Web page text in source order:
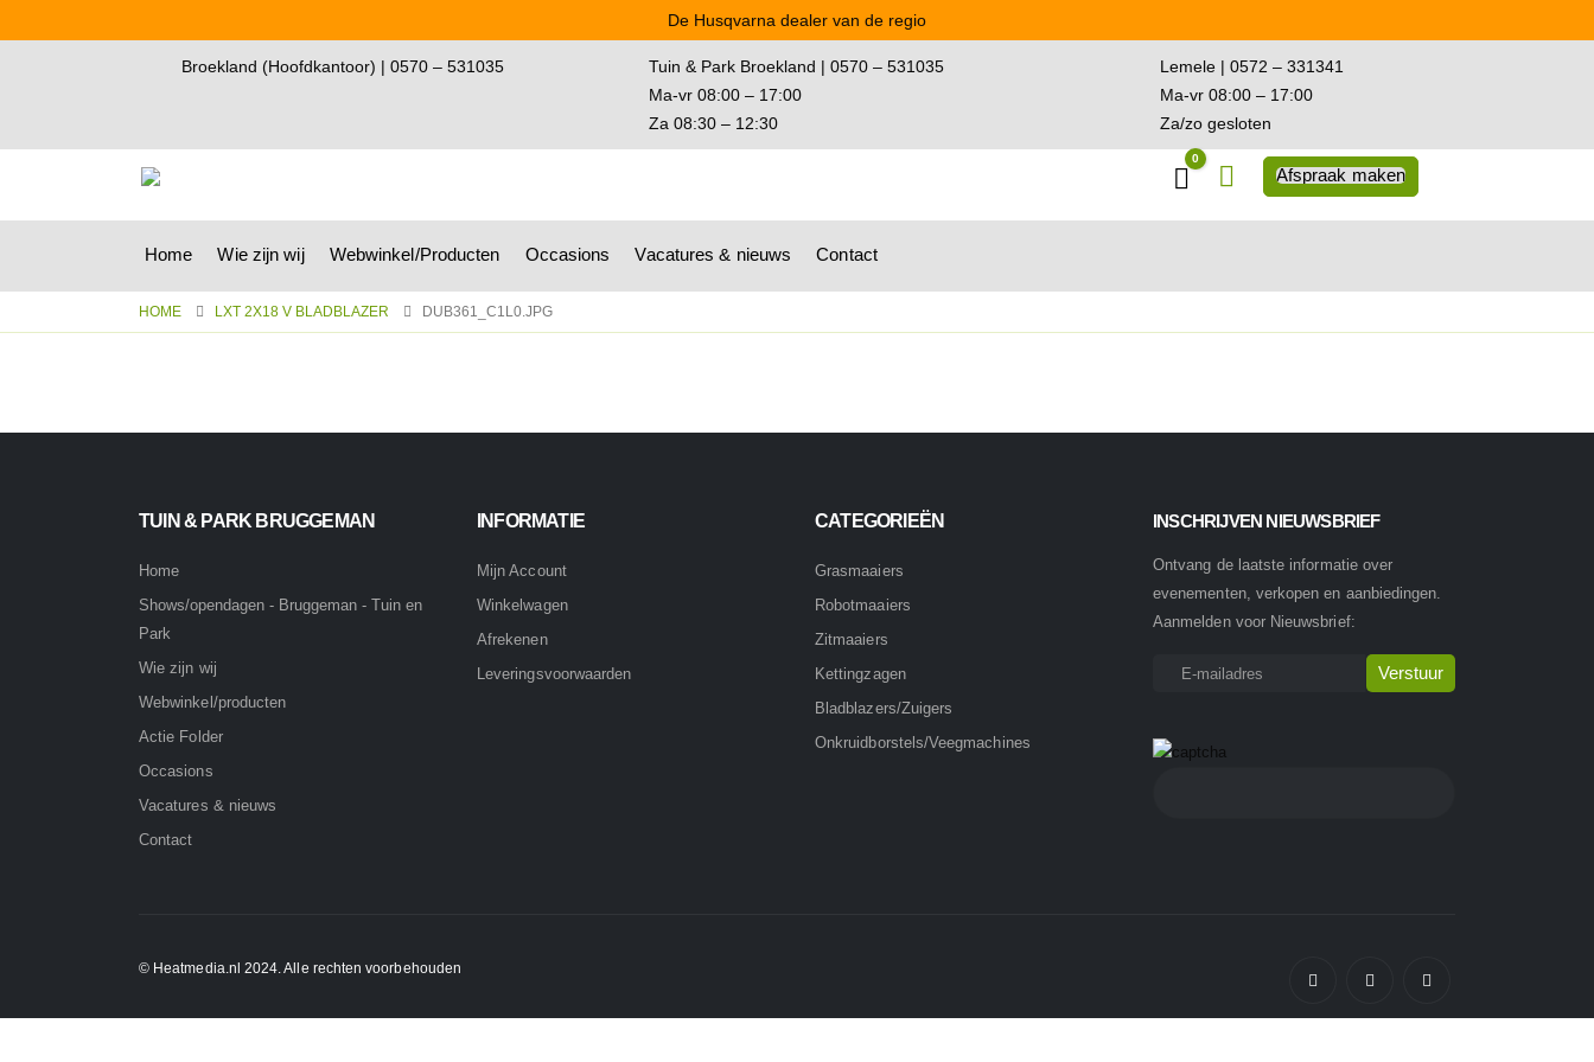
De Husqvarna dealer van de regio
Broekland (Hoofdkantoor) | 0570 – 531035
Tuin & Park Broekland | 0570 – 531035
Ma-vr 08:00 – 17:00
Za 08:30 – 12:30
Lemele | 0572 – 331341
Ma-vr 08:00 – 17:00
Za/zo gesloten
Winkelwagen
0
Afspraak maken
Home Wie zijn wij Webwinkel/Producten Occasions Vacatures & nieuws Contact
HOME LXT 2X18 V BLADBLAZER DUB361_C1L0.JPG
TUIN & PARK BRUGGEMAN
Home
Shows/opendagen - Bruggeman - Tuin en
Park
Wie zijn wij
Webwinkel/producten
Actie Folder
Occasions
Vacatures & nieuws
Contact
INFORMATIE
Mijn Account
Winkelwagen
Afrekenen
Leveringsvoorwaarden
CATEGORIEËN
Grasmaaiers
Robotmaaiers
Zitmaaiers
Kettingzagen
Bladblazers/Zuigers
Onkruidborstels/Veegmachines
INSCHRIJVEN NIEUWSBRIEF
Ontvang de laatste informatie over
evenementen, verkopen en aanbiedingen.
Aanmelden voor Nieuwsbrief:
© Heatmedia.nl 2024. Alle rechten voorbehouden